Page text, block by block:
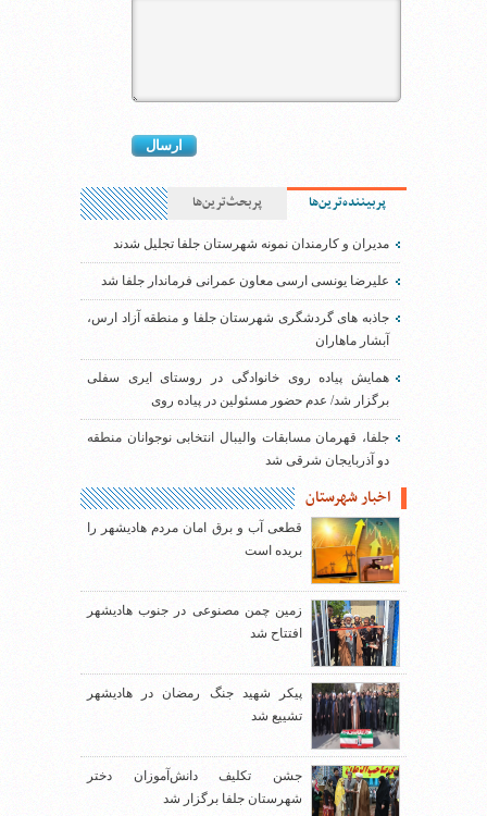
پربیننده‌ترین‌ها پربحث‌ترین‌ها
مدیران و کارمندان نمونه شهرستان جلفا تجلیل شدند
علیرضا یونسی ارسی معاون عمرانی فرماندار جلفا شد
جاذبه های گردشگری شهرستان جلفا و منطقه آزاد ارس،
آبشار ماهاران
همایش پیاده روی خانوادگی در روستای ایری سفلی
برگزار شد/ عدم حضور مسئولین در پیاده روی
جلفا، قهرمان مسابقات والیبال انتخابی نوجوانان منطقه
دو آذربایجان شرقی شد
اخبار شهرستان
قطعی آب و برق امان مردم هادیشهر را
بریده است
زمین چمن مصنوعی در جنوب هادیشهر
افتتاح شد
پیکر شهید جنگ رمضان در هادیشهر
تشییع شد
جشن تکلیف دانش‌آموزان دختر
شهرستان جلفا برگزار شد